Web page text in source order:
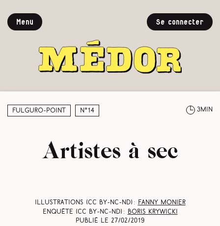
Menu Se connecter
Fulguro-Point N°14 3min
Artistes à sec
Illustrations (CC BY-NC-ND) :
Fanny Monier
Enquête (CC BY-NC-ND) :
Boris Krywicki
Publié le 27/02/2019